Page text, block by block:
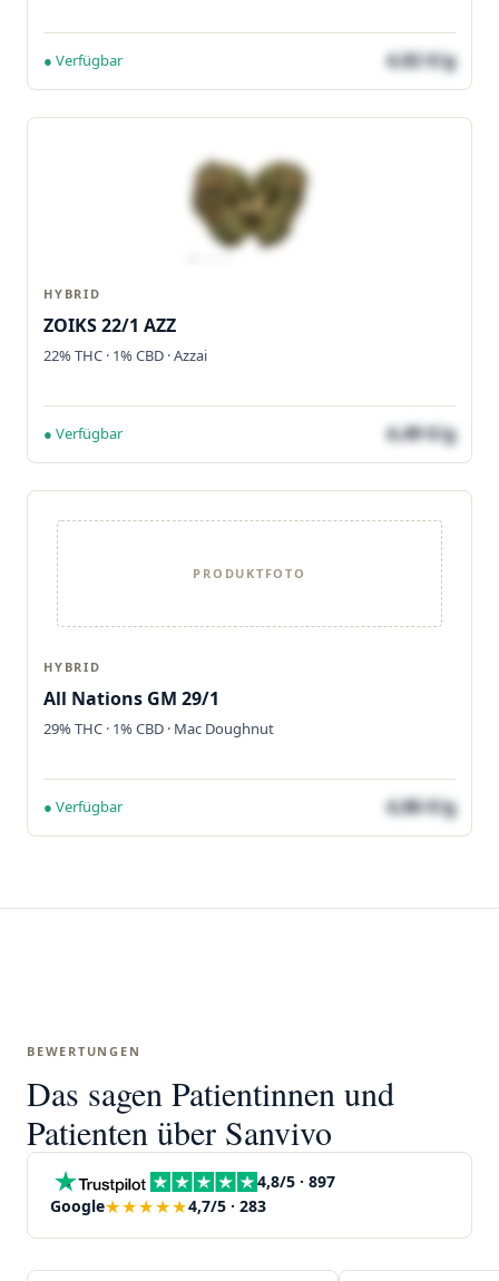
● Verfügbar 4,82 €/g
HYBRID
ZOIKS 22/1 AZZ
22% THC · 1% CBD · Azzai
● Verfügbar 4,49 €/g
PRODUKTFOTO
HYBRID
All Nations GM 29/1
29% THC · 1% CBD · Mac Doughnut
● Verfügbar 4,86 €/g
BEWERTUNGEN
Das sagen Patientinnen und
Patienten über Sanvivo
4,8/5 · 897
Google★★★★★4,7/5 · 283